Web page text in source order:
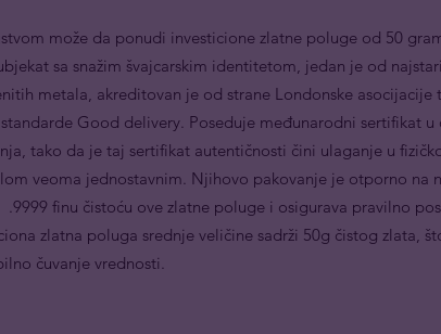
može da ponudi investicione zlatne poluge od 50
sa snažim švajcarskim identitetom, jedan je od
metala, akreditovan je od strane Londonske asocijacije
Good delivery. Poseduje međunarodni sertifikat
tako da je taj sertifikat autentičnosti čini ulaganje u
veoma jednostavnim. Njihovo pakovanje je otporno na
finu čistoću ove zlatne poluge i osigurava pravilno
zlatna poluga srednje veličine sadrži 50g čistog zlata,
čuvanje vrednosti.